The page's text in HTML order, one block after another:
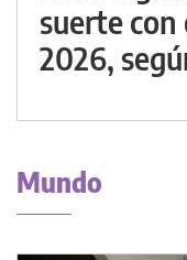
suerte con
2026,
Mundo